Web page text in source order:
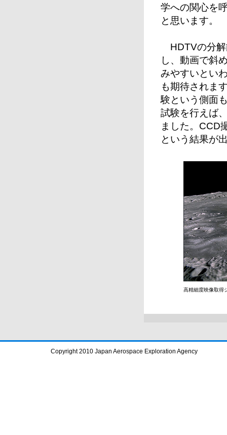
学への関心を
と思います。
HDTVの分解
し、動画で斜
みやすいとい
も期待されま
験という側面
試験を行えば
ました。CCD
という結果が
高精細度映像取得
Copyright 2010 Japan Aerospace Exploration Agency